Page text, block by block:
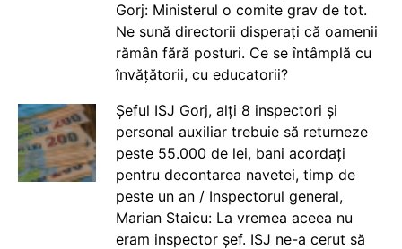
Gorj: Ministerul o comite grav de tot.
Ne sună directorii disperați că oamenii
rămân fără posturi. Ce se întâmplă cu
învățătorii, cu educatorii?
Șeful ISJ Gorj, alți 8 inspectori și
personal auxiliar trebuie să returneze
peste 55.000 de lei, bani acordați
pentru decontarea navetei, timp de
peste un an / Inspectorul general,
Marian Staicu: La vremea aceea nu
eram inspector șef. ISJ ne-a cerut să